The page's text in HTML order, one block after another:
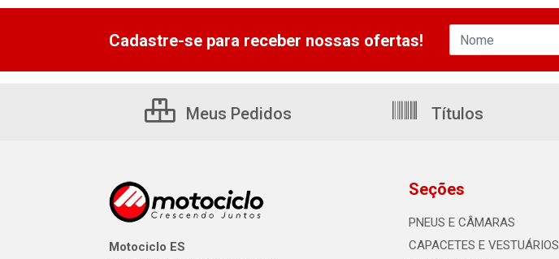
Cadastre-se para receber nossas ofertas!
Meus Pedidos Títulos
Motociclo ES
Seções
PNEUS E CÂMARAS
CAPACETES E VESTUÁRIOS